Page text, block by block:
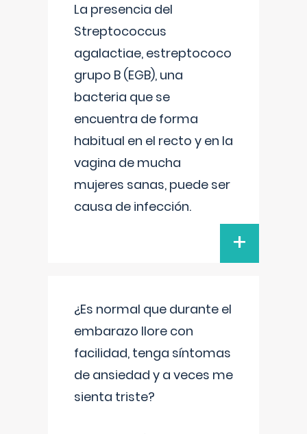
La presencia del
Streptococcus
agalactiae, estreptococo
grupo B (EGB), una
bacteria que se
encuentra de forma
habitual en el recto y en la
vagina de mucha
mujeres sanas, puede ser
causa de infección.
+
¿Es normal que durante el
embarazo llore con
facilidad, tenga síntomas
de ansiedad y a veces me
sienta triste?